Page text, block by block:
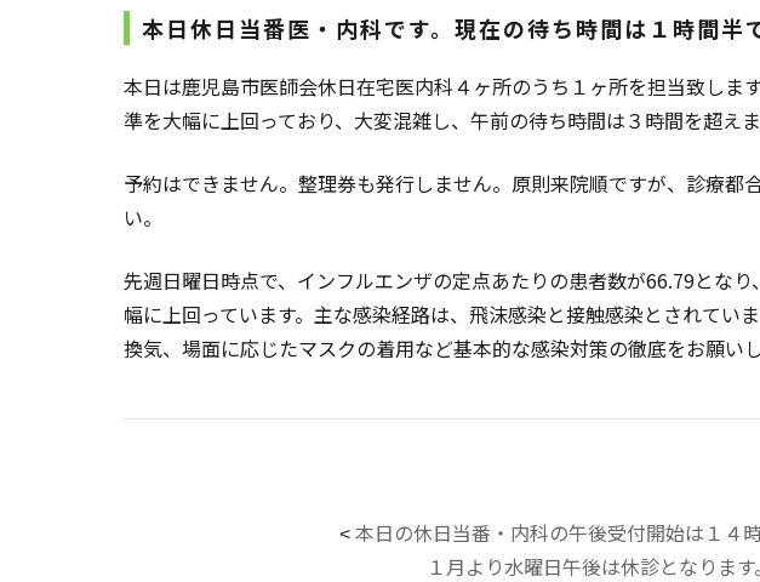
本日休日当番医・内科です。現在の待ち時間は１時間半で
本日は鹿児島市医師会休日在宅医内科４ヶ所のうち１ヶ所を担当致しま
準を大幅に上回っており、大変混雑し、午前の待ち時間は３時間を超えま
予約はできません。整理券も発行しません。原則来院順ですが、診療都
い。
先週日曜日時点で、インフルエンザの定点あたりの患者数が66.79とな
幅に上回っています。主な感染経路は、飛沫感染と接触感染とされてい
換気、場面に応じたマスクの着用など基本的な感染対策の徹底をお願いし
< 本日の休日当番・内科の午後受付開始は１４時
１月より水曜日午後は休診となります。